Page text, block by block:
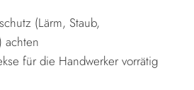
(Lärm, Staub,
achten
für die Handwerker vorrätig